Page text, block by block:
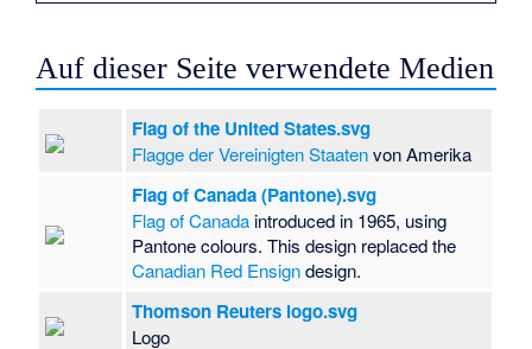
Auf dieser Seite verwendete Medien
Flag of the United States.svg
Flagge der Vereinigten Staatenvon Amerika
Flag of Canada (Pantone).svg
Flag of Canada introduced in 1965, using
Pantone colours. This design replaced the
Canadian Red Ensigndesign.
Thomson Reuters logo.svg
Logo